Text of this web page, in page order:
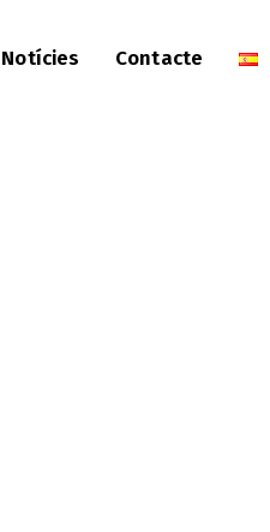
Notícies Contacte